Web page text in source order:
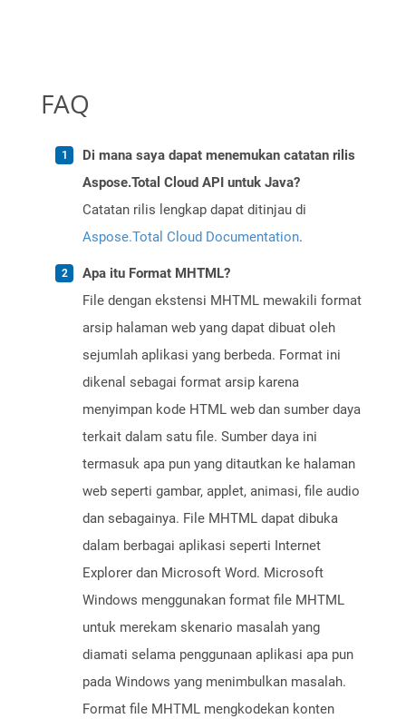
FAQ
Di mana saya dapat menemukan catatan rilis
Aspose.Total Cloud API untuk Java?
Catatan rilis lengkap dapat ditinjau di
Aspose.Total Cloud Documentation.
Apa itu Format MHTML?
File dengan ekstensi MHTML mewakili format
arsip halaman web yang dapat dibuat oleh
sejumlah aplikasi yang berbeda. Format ini
dikenal sebagai format arsip karena
menyimpan kode HTML web dan sumber daya
terkait dalam satu file. Sumber daya ini
termasuk apa pun yang ditautkan ke halaman
web seperti gambar, applet, animasi, file audio
dan sebagainya. File MHTML dapat dibuka
dalam berbagai aplikasi seperti Internet
Explorer dan Microsoft Word. Microsoft
Windows menggunakan format file MHTML
untuk merekam skenario masalah yang
diamati selama penggunaan aplikasi apa pun
pada Windows yang menimbulkan masalah.
Format file MHTML mengkodekan konten